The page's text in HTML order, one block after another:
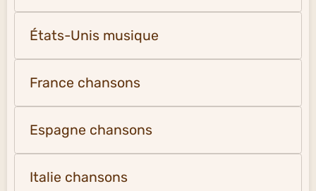
États-Unis musique
France chansons
Espagne chansons
Italie chansons